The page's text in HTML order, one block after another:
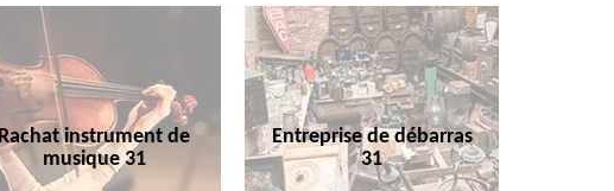
Rachat instrument de
musique 31
Entreprise de débarras
31